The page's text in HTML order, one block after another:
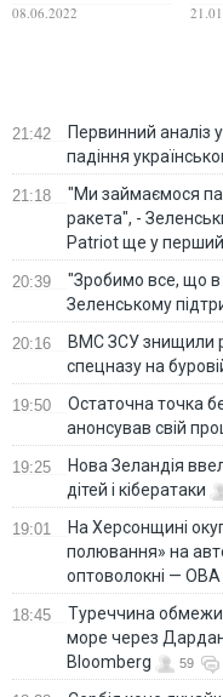
електростанцію у
космосі
08.06.2022
21:42
Первинний аналіз
падіння
21:18
"Ми займаємося
ракета", -
Patriot ще у перший
20:39
"Зробимо все, що в
Зеленському
20:16
ВМС ЗСУ знищили
спецназу на
19:50
Остаточна точка
анонсував свій
19:25
Нова Зеландія
дітей і кібератаки
19:01
На Херсонщині
полювання» на
оптоволокні — ОВА
18:45
Туреччина
море через
Bloomberg
59